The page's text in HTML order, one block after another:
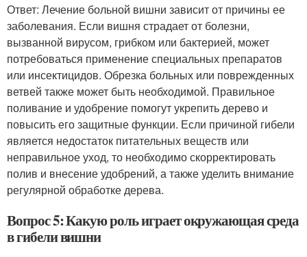
Ответ: Лечение больной вишни зависит от причины ее
заболевания. Если вишня страдает от болезни,
вызванной вирусом, грибком или бактерией, может
потребоваться применение специальных препаратов
или инсектицидов. Обрезка больных или поврежденных
ветвей также может быть необходимой. Правильное
поливание и удобрение помогут укрепить дерево и
повысить его защитные функции. Если причиной гибели
является недостаток питательных веществ или
неправильное уход, то необходимо скорректировать
полив и внесение удобрений, а также уделить внимание
регулярной обработке дерева.
Вопрос 5: Какую роль играет окружающая среда
в гибели вишни